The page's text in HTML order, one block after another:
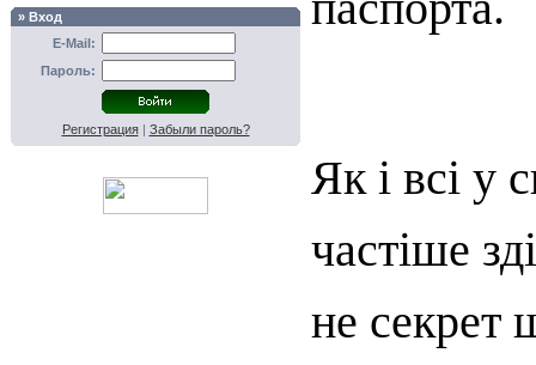
» Вход
E-Mail:
Пароль:
Регистрация| Забыли пароль?
Як і всі у
частіше
не секрет